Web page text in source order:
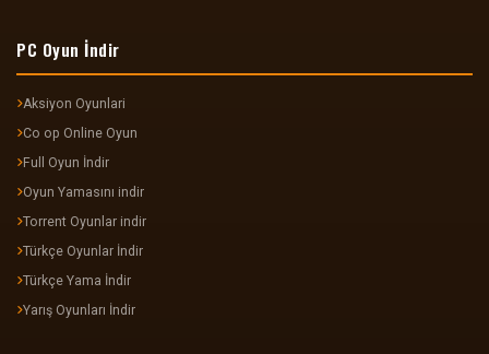
PC Oyun İndir
Aksiyon Oyunlari
Co op Online Oyun
Full Oyun İndir
Oyun Yamasını indir
Torrent Oyunlar indir
Türkçe Oyunlar İndir
Türkçe Yama İndir
Yarış Oyunları İndir